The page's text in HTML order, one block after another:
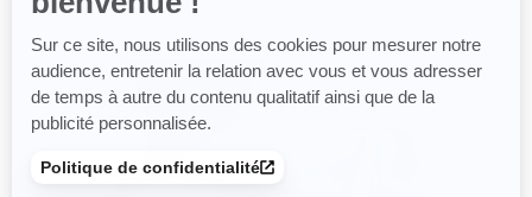
Sur ce site, nous utilisons des cookies pour mesurer notre
audience, entretenir la relation avec vous et vous adresser
de temps à autre du contenu qualitatif ainsi que de la
publicité personnalisée.
Politique de confidentialité